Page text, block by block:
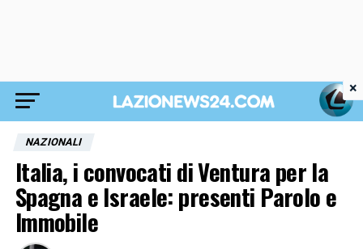
NAZIONALI
Italia, i convocati di Ventura per la
Spagna e Israele: presenti Parolo e
Immobile
×